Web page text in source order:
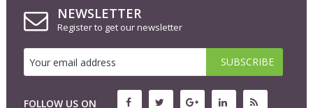
NEWSLETTER
Register to get our newsletter
FOLLOW US ON